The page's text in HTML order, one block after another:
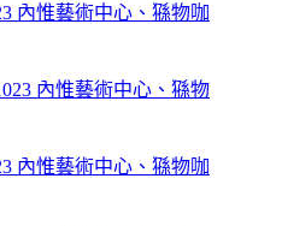
內惟藝術中心、猻物咖
內惟藝術中心、猻物咖